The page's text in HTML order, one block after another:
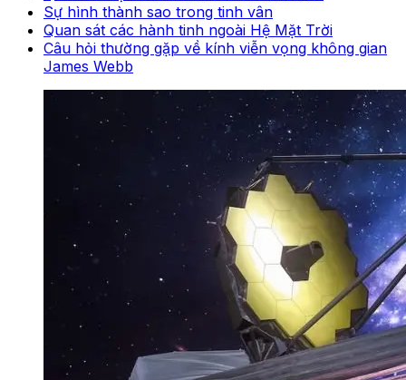
Sự hình thành sao trong tinh vân
Quan sát các hành tinh ngoài Hệ Mặt Trời
Câu hỏi thường gặp về kính viễn vọng không gian
James Webb